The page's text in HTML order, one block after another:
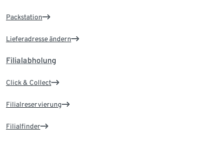
Packstation
Lieferadresse ändern
Filialabholung
Click & Collect
Filialreservierung
Filialfinder